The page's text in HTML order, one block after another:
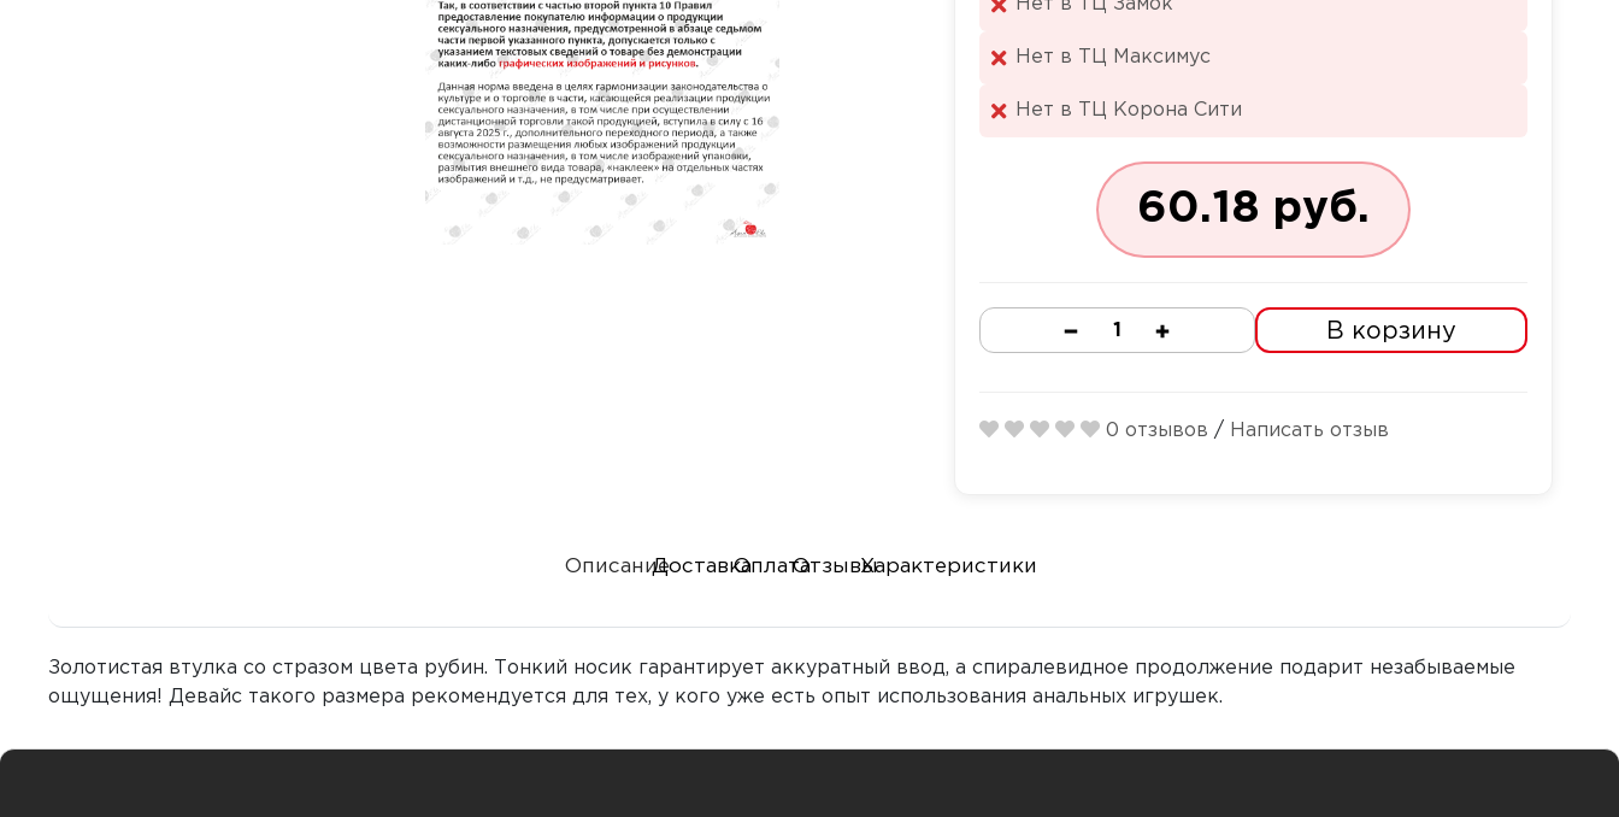
Нет в ТЦ Замок
Нет в ТЦ Максимус
Нет в ТЦ Корона Сити
60.18 руб.
Количество В корзину
0 отзывов / Написать отзыв
ОписаниеДоставкаОплатаОтзывыХарактеристики
Золотистая втулка со стразом цвета рубин. Тонкий носик гарантирует аккуратный ввод, а спиралевидное продолжение подарит незабываемые
ощущения! Девайс такого размера рекомендуется для тех, у кого уже есть опыт использования анальных игрушек.